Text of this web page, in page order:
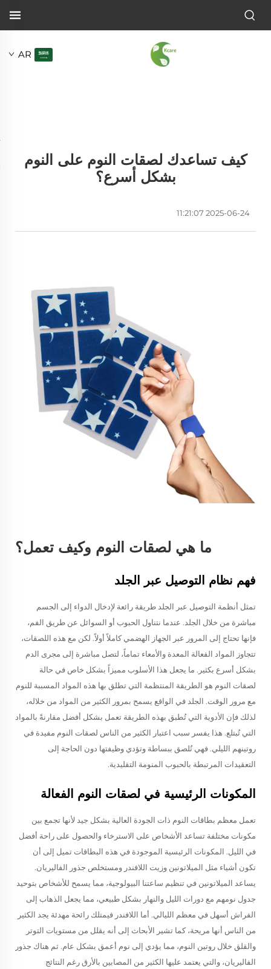
AR
كيف تساعدك لصقات النوم على النوم
بشكل أسرع؟
2025-06-24 11:21:07
ما هي لصقات النوم وكيف تعمل؟
فهم نظام التوصيل عبر الجلد
تمثل أنظمة التوصيل عبر الجلد طريقة رائعة لإدخال الدواء إلى الجسم
مباشرة من خلال الجلد. عندما نتناول الحبوب أو السوائل عن طريق الفم،
فإنها تحتاج إلى المرور عبر الجهاز الهضمي كاملاً أولاً. لكن مع هذه اللصقات،
تتجاوز المواد الفعالة المعدة والأمعاء تماماً، لتصل مباشرة إلى مجرى الدم
بشكل أسرع بكثير. ما يجعل هذا الأسلوب مميزاً بشكل خاص في حالة
لصقات النوم هو الطريقة المنتظمة التي تطلق بها هذه المواد المسببة للنوم
مع مرور الوقت. الجلد في الواقع يسمح بمرور الكثير من المواد من خلاله،
لذلك فإن الأدوية التي تُطبق بهذه الطريقة تعمل بشكل أفضل مقارنةً بالمواد
التي تُبتلع. هذا يفسر سبب اعتبار الكثير من الناس لصقات النوم مفيدة في
روتينهم الليلي. فهي تُلصق ببساطة وتؤدي وظيفتها دون الحاجة إلى
التعقيدات المرتبطة بالحبوب المنومة التقليدية.
المكونات الرئيسية في لصقات النوم الفعالة
تعمل معظم بطاقات النوم ذات الجودة العالية بشكل جيد لأنها تجمع بين
مكونات مختلفة تساعد الأشخاص على الاسترخاء والحصول على راحة أفضل
في الليل. المكونات الرئيسية الموجودة في هذه البطاقات تميل إلى أن
تكون أشياء مثل الميلاتونين وزيت اللافندر ومستخلص جذور الفاليريان.
يساعد الميلاتونين في تنظيم ساعتنا البيولوجية، مما يسمح للأشخاص بتوحيد
جدول نومهم مع دورات الليل والنهار بشكل طبيعي، مما يجعل الذهاب إلى
الفراش أسهل في معظم الليالي. أما اللافندر فيمتلك رائحة مهدئة يجد الكثير
من الناس أنها مريحة، كما تشير الأبحاث إلى أنه يقلل من مستويات التوتر
والقلق خلال روتين النوم، مما يؤدي إلى نوم أعمق بشكل عام. ثم هناك جذور
الفاليريان، والتي يعتمد عليها الكثير من المصابين بالأرق رغم النتائج